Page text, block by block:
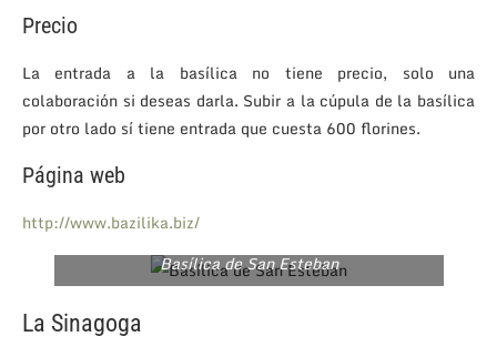
Precio
La entrada a la basílica no tiene precio, solo una
colaboración si deseas darla. Subir a la cúpula de la basílica
por otro lado sí tiene entrada que cuesta 600 florines.
Página web
http://www.bazilika.biz/
Basílica de San Esteban
La Sinagoga